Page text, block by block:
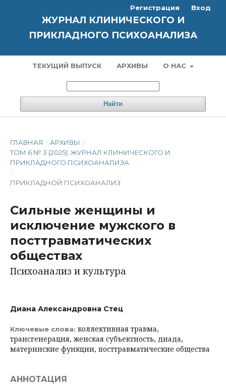
ЖУРНАЛ КЛИНИЧЕСКОГО И
ПРИКЛАДНОГО ПСИХОАНАЛИЗА
ТЕКУЩИЙ ВЫПУСК АРХИВЫ О НАС
Найти
Регистрация Вход
ГЛАВНАЯ / АРХИВЫ /
ТОМ 6 № 3 (2025): ЖУРНАЛ КЛИНИЧЕСКОГО И
ПРИКЛАДНОГО ПСИХОАНАЛИЗА
/
ПРИКЛАДНОЙ ПСИХОАНАЛИЗ
Сильные женщины и
исключение мужского в
посттравматических
обществах
Психоанализ и культура
Диана Александровна Стец
Ключевые слова: коллективная травма,
трансгенерация, женская субъектность, диада,
материнские функции, посттравматические общества
АННОТАЦИЯ